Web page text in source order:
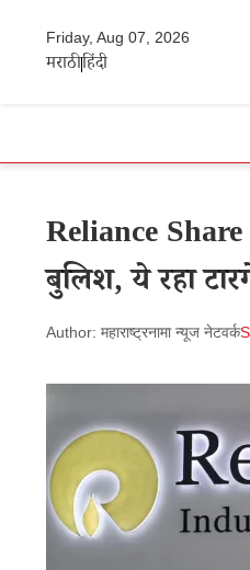
Friday, Aug 07, 2026
मराठीहिंदी
Reliance
बुलिश, ये रहा
Author: महाराष्ट्रनामा न्यूज नेटवर्क